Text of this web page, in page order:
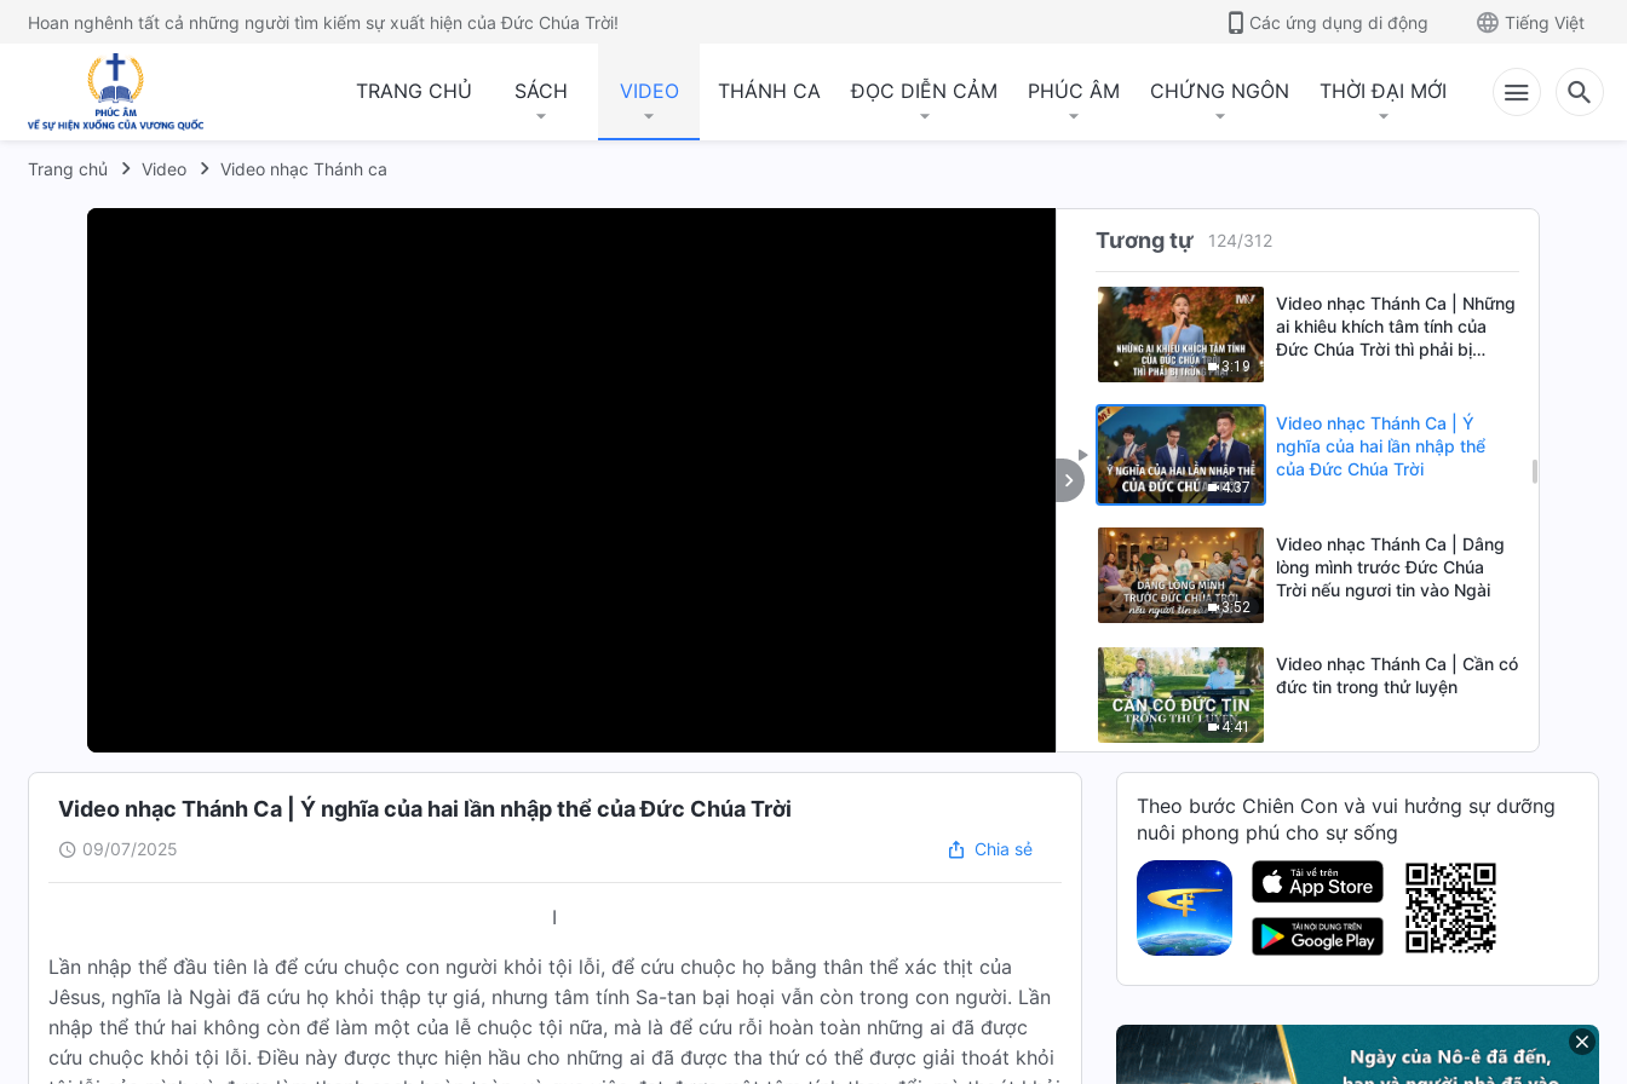
Hoan nghênh tất cả những người tìm kiếm sự xuất hiện của Đức Chúa Trời! Các ứng dụng di động Tiếng Việt
TRANG CHỦ SÁCH VIDEO THÁNH CA ĐỌC DIỄN CẢM PHÚC ÂM CHỨNG NGÔN THỜI ĐẠI MỚI
Trang chủ Video Video nhạc Thánh ca
Tương tự 124/312
ngươi mở lòng mình với Đức
5:04
khiêm nhường của Đức Chúa
3:19
Video nhạc Thánh Ca | Những
ai khiêu khích tâm tính của
Đức Chúa Trời thì phải bị
4:37
Video nhạc Thánh Ca | Ý
nghĩa của hai lần nhập thể
của Đức Chúa Trời
3:52
Video nhạc Thánh Ca | Dâng
lòng mình trước Đức Chúa
Trời nếu ngươi tin vào Ngài
4:41
Video nhạc Thánh Ca | Cần có
đức tin trong thử luyện
6:03
phục công tác của Đức Thánh
Linh thì mới có thể đi theo đến
Video nhạc Thánh Ca | Con
người phải hiểu được giá trị
và ý nghĩa của việc sống
Video nhạc Thánh Ca | Đức
Chúa Trời trong xác thịt thầm
lặng làm việc để cứu rỗi nhân
Video nhạc Thánh Ca | Ý nghĩa của hai lần nhập thể của Đức Chúa Trời
09/07/2025 Chia sẻ
I
Lần nhập thể đầu tiên là để cứu chuộc con người khỏi tội lỗi, để cứu chuộc họ bằng thân thể xác thịt của
Jêsus, nghĩa là Ngài đã cứu họ khỏi thập tự giá, nhưng tâm tính Sa-tan bại hoại vẫn còn trong con người. Lần
nhập thể thứ hai không còn để làm một của lễ chuộc tội nữa, mà là để cứu rỗi hoàn toàn những ai đã được
cứu chuộc khỏi tội lỗi. Điều này được thực hiện hầu cho những ai đã được tha thứ có thể được giải thoát khỏi
Theo bước Chiên Con và vui hưởng sự dưỡng
nuôi phong phú cho sự sống